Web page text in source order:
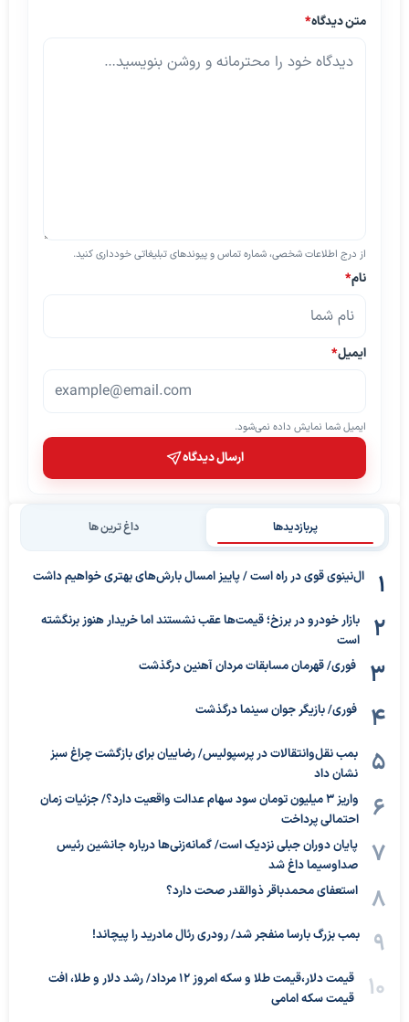
متن دیدگاه*
از درج اطلاعات شخصی، شماره تماس و پیوندهای تبلیغاتی خودداری کنید.
نام*
ایمیل*
ایمیل شما نمایش داده نمی‌شود.
ارسال دیدگاه
پربازدیدها داغ ترین ها
ال‌نینوی قوی در راه است / پاییز امسال بارش‌های بهتری خواهیم داشت
بازار خودرو در برزخ؛ قیمت‌ها عقب نشستند اما خریدار هنوز برنگشته
است
فوری/ قهرمان مسابقات مردان آهنین درگذشت
فوری/ بازیگر جوان سینما درگذشت
بمب نقل‌وانتقالات در پرسپولیس/ رضاییان برای بازگشت چراغ سبز
نشان داد
واریز ۳ میلیون تومان سود سهام عدالت واقعیت دارد؟/ جزئیات زمان
احتمالی پرداخت
پایان دوران جبلی نزدیک است/ گمانه‌زنی‌ها درباره جانشین رئیس
صداوسیما داغ شد
استعفای محمدباقر ذوالقدر صحت دارد؟
بمب بزرگ بارسا منفجر شد/ رودری رئال مادرید را پیچاند!
قیمت دلار،قیمت طلا و سکه امروز ۱۲ مرداد/ رشد دلار و طلا، افت
قیمت سکه امامی